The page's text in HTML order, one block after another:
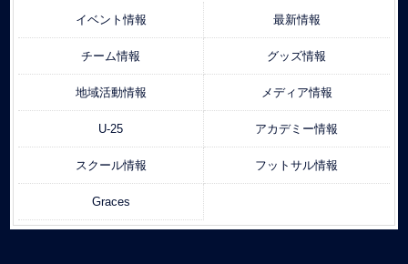
イベント情報 最新情報
チーム情報 グッズ情報
地域活動情報 メディア情報
U-25 アカデミー情報
スクール情報 フットサル情報
Graces